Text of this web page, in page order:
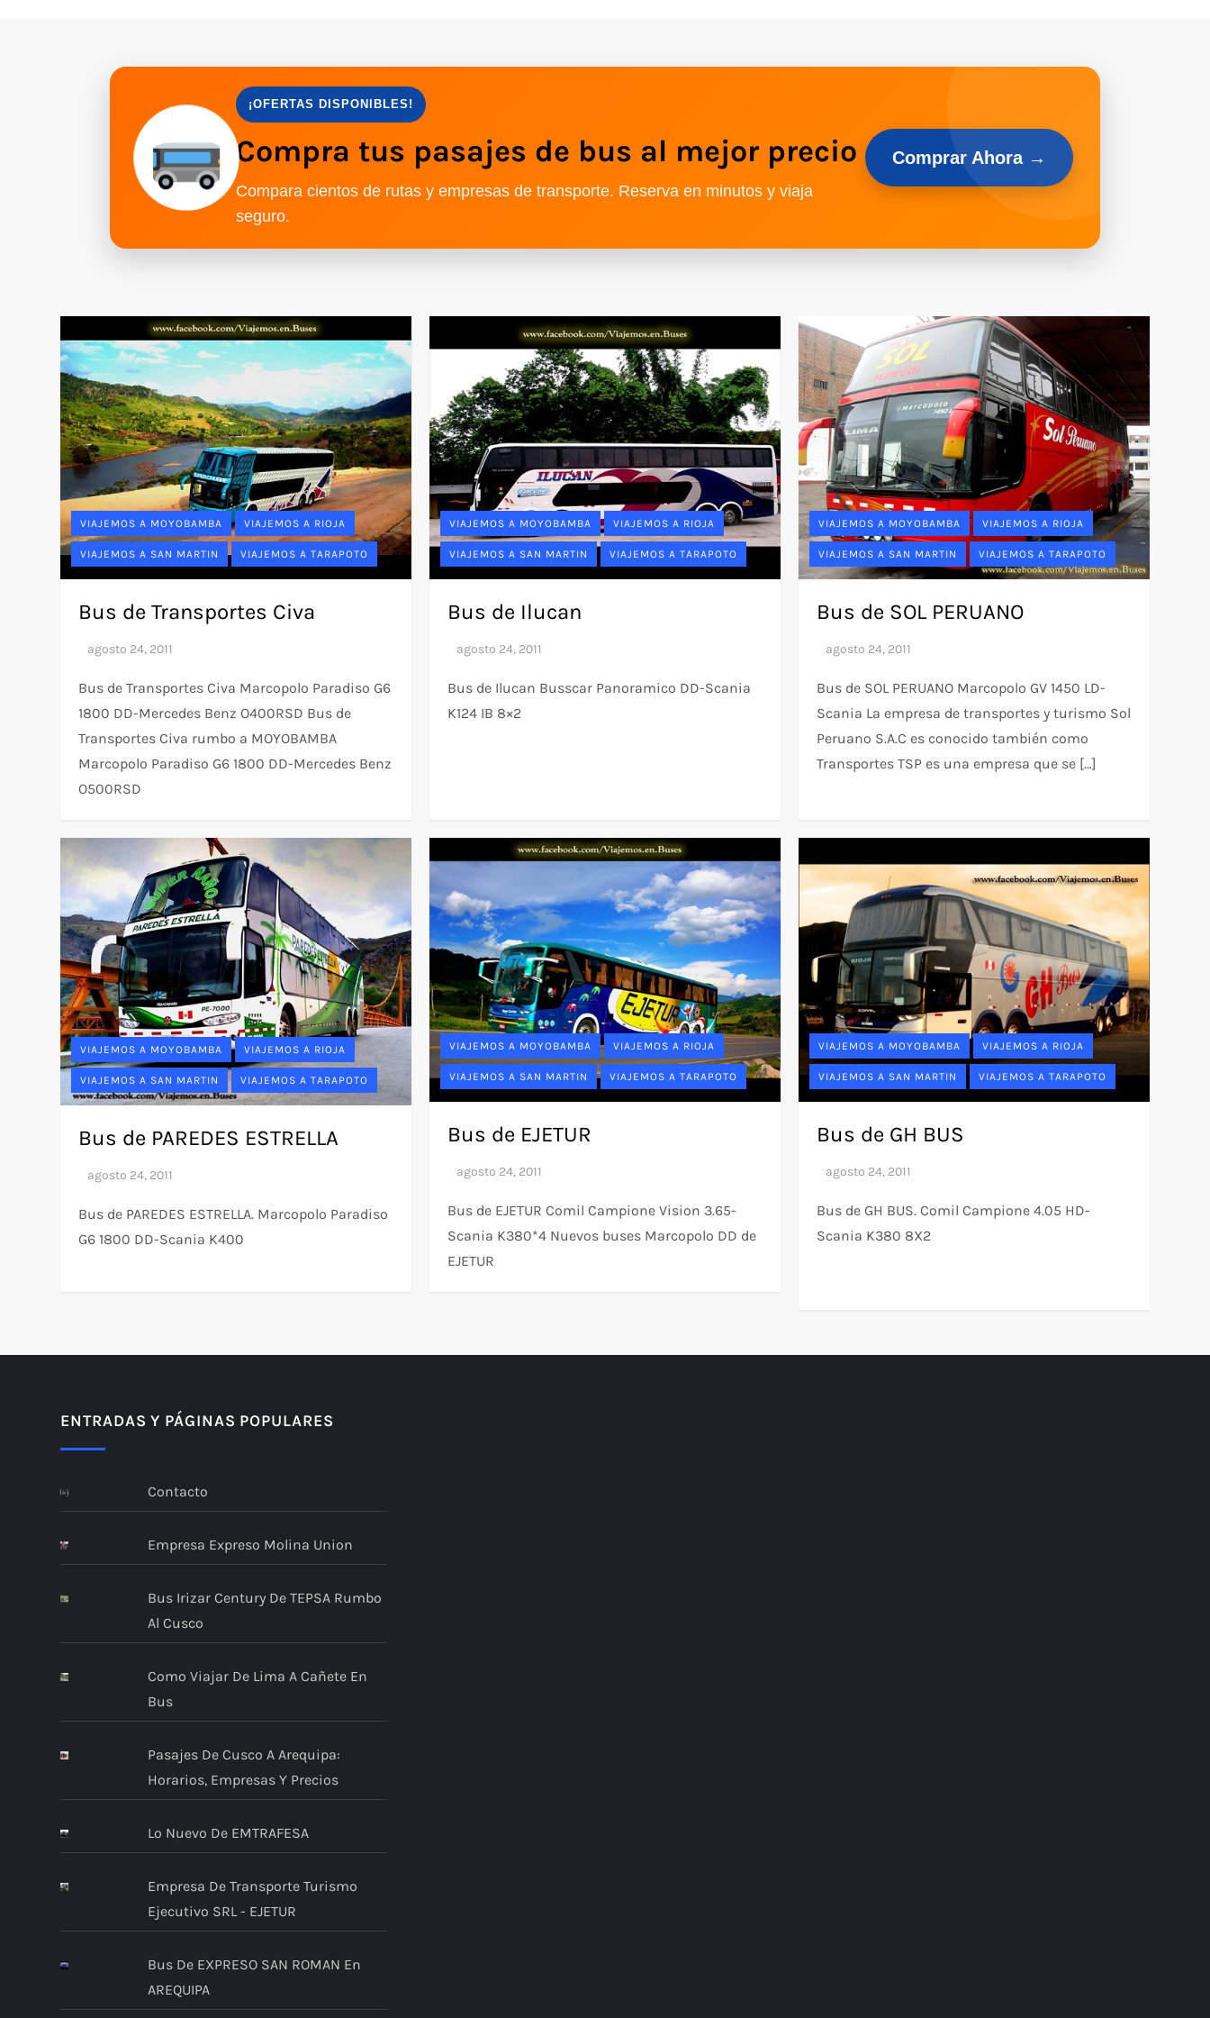
¡OFERTAS DISPONIBLES!
Compra tus pasajes de bus al mejor precio
Compara cientos de rutas y empresas de transporte. Reserva en minutos y viaja
seguro.
Comprar Ahora →
VIAJEMOS A MOYOBAMBA VIAJEMOS A RIOJA
VIAJEMOS A SAN MARTIN VIAJEMOS A TARAPOTO
Bus de Transportes Civa
Bus de Transportes Civa Marcopolo Paradiso G6
1800 DD-Mercedes Benz O400RSD Bus de
Transportes Civa rumbo a MOYOBAMBA
Marcopolo Paradiso G6 1800 DD-Mercedes Benz
O500RSD
VIAJEMOS A MOYOBAMBA VIAJEMOS A RIOJA
VIAJEMOS A SAN MARTIN VIAJEMOS A TARAPOTO
Bus de Ilucan
Bus de Ilucan Busscar Panoramico DD-Scania
K124 IB 8×2
VIAJEMOS A MOYOBAMBA VIAJEMOS A RIOJA
VIAJEMOS A SAN MARTIN VIAJEMOS A TARAPOTO
Bus de SOL PERUANO
Bus de SOL PERUANO Marcopolo GV 1450 LD-
Scania La empresa de transportes y turismo Sol
Peruano S.A.C es conocido también como
Transportes TSP es una empresa que se […]
VIAJEMOS A MOYOBAMBA VIAJEMOS A RIOJA
VIAJEMOS A SAN MARTIN VIAJEMOS A TARAPOTO
Bus de PAREDES ESTRELLA
Bus de PAREDES ESTRELLA. Marcopolo Paradiso
G6 1800 DD-Scania K400
VIAJEMOS A MOYOBAMBA VIAJEMOS A RIOJA
VIAJEMOS A SAN MARTIN VIAJEMOS A TARAPOTO
Bus de EJETUR
Bus de EJETUR Comil Campione Vision 3.65-
Scania K380*4 Nuevos buses Marcopolo DD de
EJETUR
VIAJEMOS A MOYOBAMBA VIAJEMOS A RIOJA
VIAJEMOS A SAN MARTIN VIAJEMOS A TARAPOTO
Bus de GH BUS
Bus de GH BUS. Comil Campione 4.05 HD-
Scania K380 8X2
ENTRADAS Y PÁGINAS POPULARES
Contacto
Empresa Expreso Molina Union
Bus Irizar Century De TEPSA Rumbo
Al Cusco
Como Viajar De Lima A Cañete En
Bus
Pasajes De Cusco A Arequipa:
Horarios, Empresas Y Precios
Lo Nuevo De EMTRAFESA
Empresa De Transporte Turismo
Ejecutivo SRL - EJETUR
Bus De EXPRESO SAN ROMAN En
AREQUIPA